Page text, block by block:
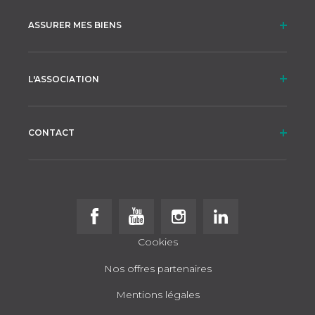
ASSURER MES BIENS
L'ASSOCIATION
CONTACT
Cookies
Nos offres partenaires
Mentions légales
Follow us on Facebook
Follow us on Youtube
Follow us on Instagram
Follow us on